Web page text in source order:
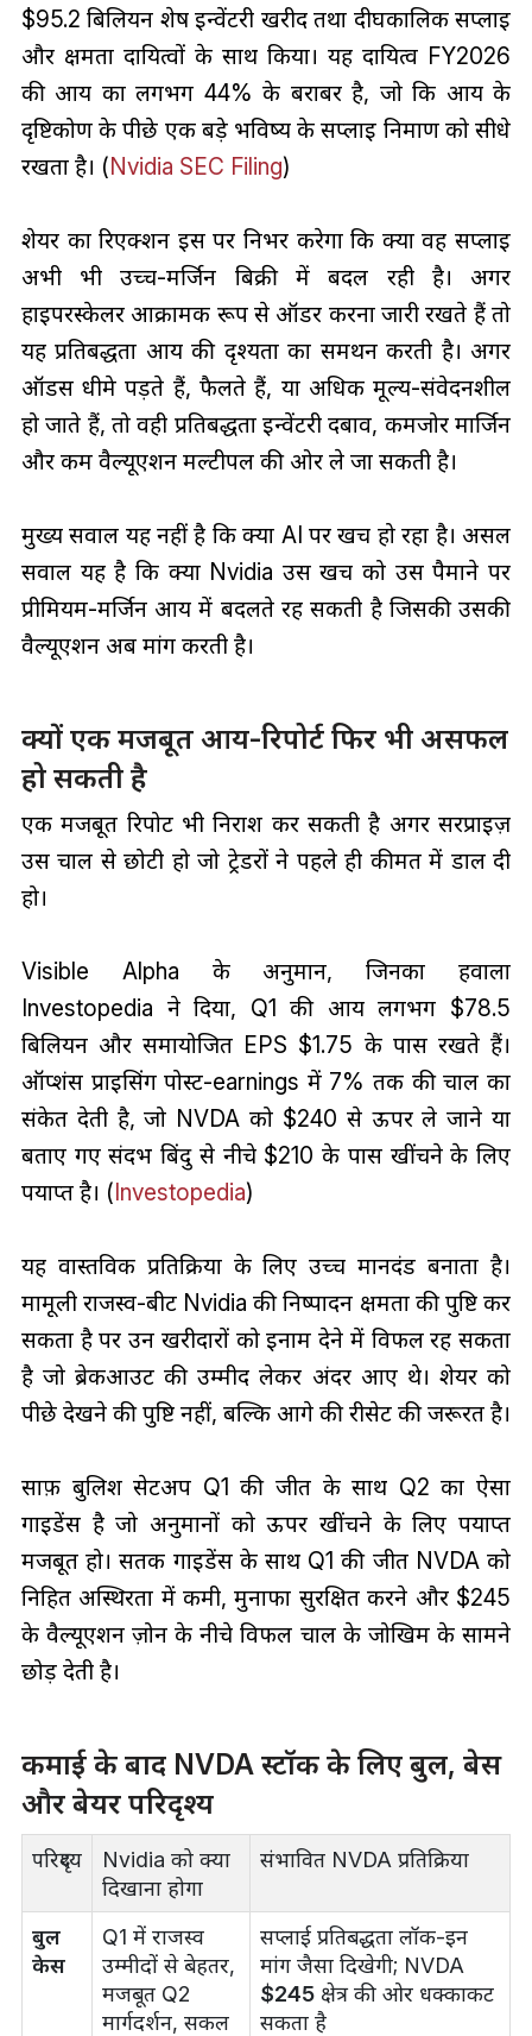
$95.2 बिलियन शेष इन्वेंटरी खरीद तथा दीर्घकालिक सप्लाई
और क्षमता दायित्वों के साथ किया। यह दायित्व FY2026
की आय का लगभग 44% के बराबर है, जो कि आय के
दृष्टिकोण के पीछे एक बड़े भविष्य के सप्लाई निर्माण को सीधे
रखता है। (Nvidia SEC Filing)
शेयर का रिएक्शन इस पर निर्भर करेगा कि क्या वह सप्लाई
अभी भी उच्च-मर्जिन बिक्री में बदल रही है। अगर
हाइपरस्केलर आक्रामक रूप से ऑर्डर करना जारी रखते हैं तो
यह प्रतिबद्धता आय की दृश्यता का समर्थन करती है। अगर
ऑर्डर्स धीमे पड़ते हैं, फैलते हैं, या अधिक मूल्य-संवेदनशील
हो जाते हैं, तो वही प्रतिबद्धता इन्वेंटरी दबाव, कमजोर मार्जिन
और कम वैल्यूएशन मल्टीपल की ओर ले जा सकती है।
मुख्य सवाल यह नहीं है कि क्या AI पर खर्च हो रहा है। असल
सवाल यह है कि क्या Nvidia उस खर्च को उस पैमाने पर
प्रीमियम-मर्जिन आय में बदलते रह सकती है जिसकी उसकी
वैल्यूएशन अब मांग करती है।
क्यों एक मजबूत आय-रिपोर्ट फिर भी असफल
हो सकती है
एक मजबूत रिपोर्ट भी निराश कर सकती है अगर सरप्राइज़
उस चाल से छोटी हो जो ट्रेडरों ने पहले ही कीमत में डाल दी
हो।
Visible Alpha के अनुमान, जिनका हवाला
Investopedia ने दिया, Q1 की आय लगभग $78.5
बिलियन और समायोजित EPS $1.75 के पास रखते हैं।
ऑप्शंस प्राइसिंग पोस्ट-earnings में 7% तक की चाल का
संकेत देती है, जो NVDA को $240 से ऊपर ले जाने या
बताए गए संदर्भ बिंदु से नीचे $210 के पास खींचने के लिए
पर्याप्त है। (Investopedia)
यह वास्तविक प्रतिक्रिया के लिए उच्च मानदंड बनाता है।
मामूली राजस्व-बीट Nvidia की निष्पादन क्षमता की पुष्टि कर
सकता है पर उन खरीदारों को इनाम देने में विफल रह सकता
है जो ब्रेकआउट की उम्मीद लेकर अंदर आए थे। शेयर को
पीछे देखने की पुष्टि नहीं, बल्कि आगे की रीसेट की जरूरत है।
साफ़ बुलिश सेटअप Q1 की जीत के साथ Q2 का ऐसा
गाइडेंस है जो अनुमानों को ऊपर खींचने के लिए पर्याप्त
मजबूत हो। सतर्क गाइडेंस के साथ Q1 की जीत NVDA को
निहित अस्थिरता में कमी, मुनाफा सुरक्षित करने और $245
के वैल्यूएशन ज़ोन के नीचे विफल चाल के जोखिम के सामने
छोड़ देती है।
कमाई के बाद NVDA स्टॉक के लिए बुल, बेस
और बेयर परिदृश्य
परिदृश्य
Nvidia को क्या
दिखाना होगा
संभावित NVDA प्रतिक्रिया
बुल
केस
Q1 में राजस्व
उम्मीदों से बेहतर,
मजबूत Q2
मार्गदर्शन, सकल
सप्लाई प्रतिबद्धता लॉक-इन
मांग जैसा दिखेगी; NVDA
$245क्षेत्र की ओर धक्काकट
सकता है